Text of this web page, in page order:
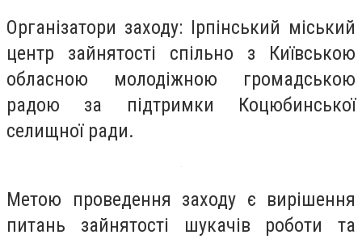
Організатори заходу: Ірпінський міський
центр зайнятості спільно з Київською
обласною молодіжною громадською
радою за підтримки Коцюбинської
селищної ради.
Метою проведення заходу є вирішення
питань зайнятості шукачів роботи та